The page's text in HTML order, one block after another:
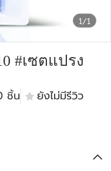
1/1
#เซตแปรง
ชิ้น
ยังไม่มีรีวิว